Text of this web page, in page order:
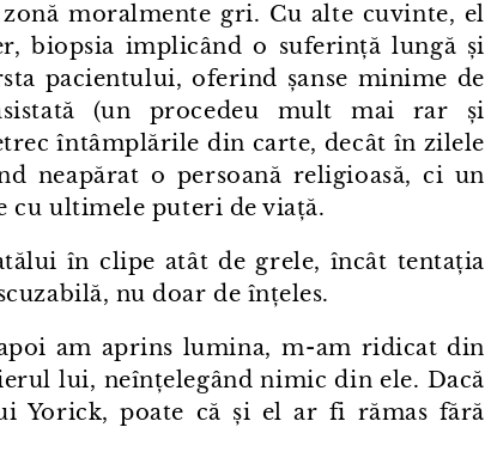
moralmente gri. Cu alte cuvinte, el
biopsia implicând o suferință lungă și
pacientului, oferind șanse minime de
(un procedeu mult mai rar și
întâmplările din carte, decât în zilele
neapărat o persoană religioasă, ci un
cu ultimele puteri de viață.
în clipe atât de grele, încât tentația
nu doar de înțeles.
am aprins lumina, m⁠-⁠am ridicat din
lui, neînțelegând nimic din ele. Dacă
poate că și el ar fi rămas fără